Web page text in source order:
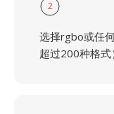
2
选择rgbo或任
超过200种格式